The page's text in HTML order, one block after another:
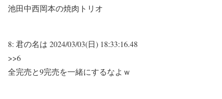
池田中西岡本の焼肉トリオ
8: 君の名は 2024/03/03(日) 18:33:16.48
>>6
全完売と9完売を一緒にするなよｗ